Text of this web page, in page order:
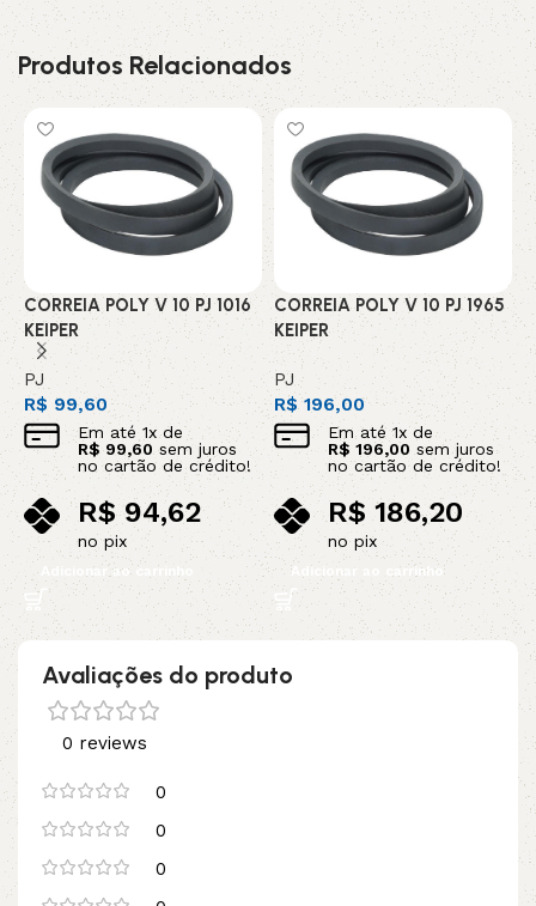
Produtos Relacionados
CORREIA POLY V 10 PJ 1016
KEIPER
PJ
R$ 99,60
Em até 1x de
R$99,60 sem juros
no cartão de crédito!
R$94,62
no pix
Adicionar ao carrinho
CORREIA POLY V 10 PJ 1965
KEIPER
PJ
R$196,00
Em até1x de
R$ 196,00 sem juros
no cartão de crédito!
R$ 186,20
no pix
Adicionar ao carrinho
Avaliações do produto
0 reviews
0
0
0